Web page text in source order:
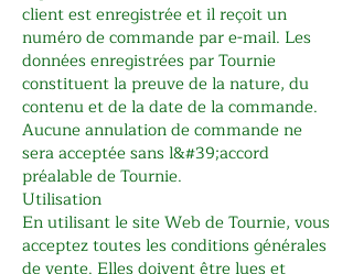
client est enregistrée et il reçoit un
numéro de commande par e-mail. Les
données enregistrées par Tournie
constituent la preuve de la nature, du
contenu et de la date de la commande.
Aucune annulation de commande ne
sera acceptée sans l&#39;accord
préalable de Tournie.
Utilisation
En utilisant le site Web de Tournie, vous
acceptez toutes les conditions générales